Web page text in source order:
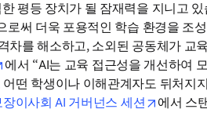
평등 장치가 될 잠재력을 지니고
써 더욱 포용적인 학습 환경을 조
를 해소하고, 소외된 공동체가 교
opens in new tab/window
에서 “AI는 교육 접근성을 개선하여
떤 학생이나 이해관계자도 뒤처지
이사회 AI 거버넌스 세션
opens in
에서 스